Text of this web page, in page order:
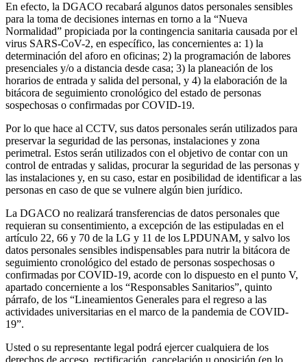
En efecto, la DGACO recabará algunos datos personales sensibles
para la toma de decisiones internas en torno a la “Nueva
Normalidad” propiciada por la contingencia sanitaria causada por el
virus SARS-CoV-2, en específico, las concernientes a: 1) la
determinación del aforo en oficinas; 2) la programación de labores
presenciales y/o a distancia desde casa; 3) la planeación de los
horarios de entrada y salida del personal, y 4) la elaboración de la
bitácora de seguimiento cronológico del estado de personas
sospechosas o confirmadas por COVID-19.
Por lo que hace al CCTV, sus datos personales serán utilizados para
preservar la seguridad de las personas, instalaciones y zona
perimetral. Estos serán utilizados con el objetivo de contar con un
control de entradas y salidas, procurar la seguridad de las personas y
las instalaciones y, en su caso, estar en posibilidad de identificar a las
personas en caso de que se vulnere algún bien jurídico.
La DGACO no realizará transferencias de datos personales que
requieran su consentimiento, a excepción de las estipuladas en el
artículo 22, 66 y 70 de la LG y 11 de los LPDUNAM, y salvo los
datos personales sensibles indispensables para nutrir la bitácora de
seguimiento cronológico del estado de personas sospechosas o
confirmadas por COVID-19, acorde con lo dispuesto en el punto V,
apartado concerniente a los “Responsables Sanitarios”, quinto
párrafo, de los “Lineamientos Generales para el regreso a las
actividades universitarias en el marco de la pandemia de COVID-
19”.
Usted o su representante legal podrá ejercer cualquiera de los